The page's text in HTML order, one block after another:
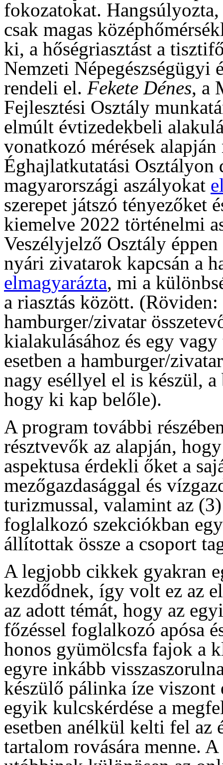
fokozatokat.
csak magas
ki, a hőségriasztást a
Nemzeti Népegészségügyi
rendeli el. Fekete Dénes, a
Fejlesztési Osztály
elmúlt évtizedekbeli
vonatkozó mérések
Éghajlatkutatási
magyarországi aszályokat
szerepet játszó tényezőket
kiemelve 2022 történelmi
Veszélyjelző Osztály
nyári zivatarok kapcsán a
elmagyarázta, mi a
a riasztás között. (Röviden:
hamburger/zivatar
kialakulásához és egy
esetben a hamburger/
nagy eséllyel el is készül,
hogy ki kap belőle).
A program további
résztvevők az alapján,
aspektusa érdekli őket a
mezőgazdasággal és
turizmussal, valamint az
foglalkozó szekciókban
állítottak össze a csoport
A legjobb cikkek gyakran
kezdődnek, így volt ez az
az adott témát, hogy az
főzéssel foglalkozó apósa
honos gyümölcsfa fajok a
egyre inkább
készülő pálinka íze
egyik kulcskérdése a
esetben anélkül kelti fel az
tartalom rovására menne.